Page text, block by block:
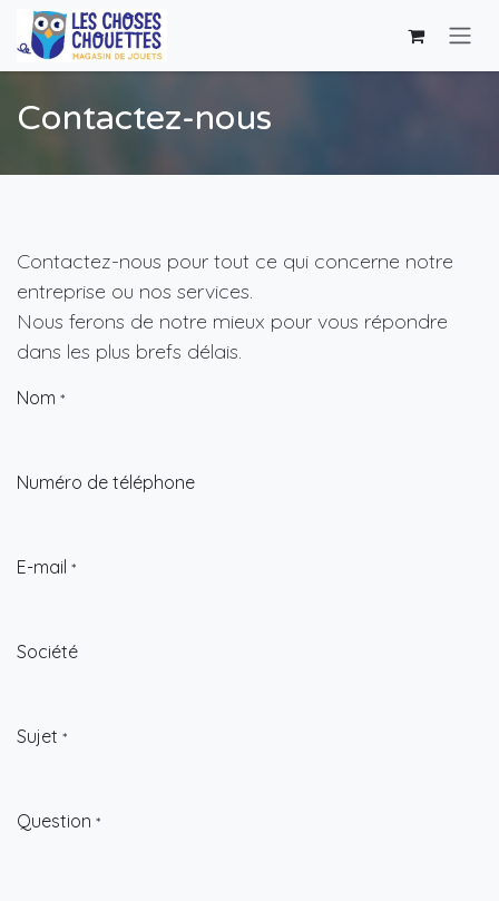
Se rendre au contenu
Contactez-nous
Contactez-nous pour tout ce qui concerne notre
entreprise ou nos services.
Nous ferons de notre mieux pour vous répondre
dans les plus brefs délais.
Nom *
Numéro de téléphone
E-mail *
Société
Sujet *
Question *